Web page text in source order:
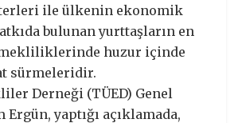
ile ülkenin ekonomik
bulunan yurttaşların en
huzur içinde
sürmeleridir.
Derneği (TÜED) Genel
Ergün, yaptığı açıklamada,